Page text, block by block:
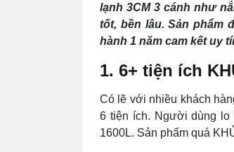
lạnh 3CM 3 cánh như
tốt, bền lâu. Sản phẩm
hành 1 năm cam kết uy
1. 6+ tiện ích
Có lẽ với nhiều khách
6 tiện ích. Người dùng
1600L. Sản phẩm quá